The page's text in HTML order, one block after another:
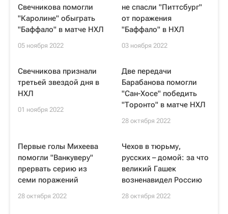
Свечникова помогли
"Каролине" обыграть
"Баффало" в матче НХЛ
05 ноября 2022
не спасли "Питтсбург"
от поражения
"Баффало" в НХЛ
03 ноября 2022
Свечникова признали
третьей звездой дня в
НХЛ
01 ноября 2022
Две передачи
Барабанова помогли
"Сан-Хосе" победить
"Торонто" в матче НХЛ
28 октября 2022
Первые голы Михеева
помогли "Ванкуверу"
прервать серию из
семи поражений
28 октября 2022
Чехов в тюрьму,
русских – домой: за что
великий Гашек
возненавидел Россию
28 октября 2022